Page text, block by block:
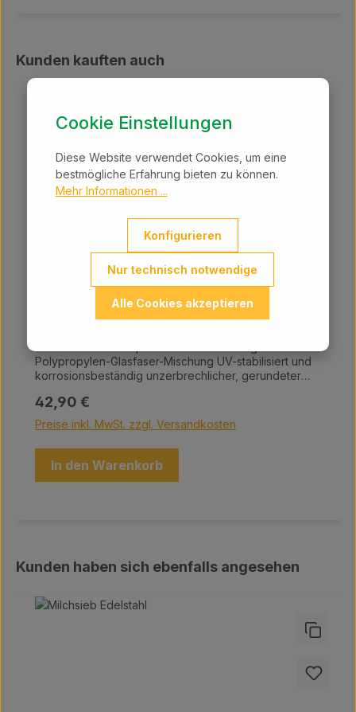
Produktgalerie überspringen
Kunden kauften auch
Bewertungen
Herkules Power Kunststoffpfahl Rinder,
Polypropylen-Glasfaser-Mischung UV-stabilisiert und
korrosionsbeständig unzerbrechlicher, gerundeter
Regulärer Preis:
42,90 €
Preise inkl. MwSt. zzgl. Versandkosten
In den Warenkorb
Produktgalerie überspringen
Kunden haben sich ebenfalls angesehen
Cookie Einstellungen
Diese Website verwendet Cookies, um eine
bestmögliche Erfahrung bieten zu können.
Mehr Informationen ...
Nur technisch notwendige
Konfigurieren
Alle Cookies akzeptieren